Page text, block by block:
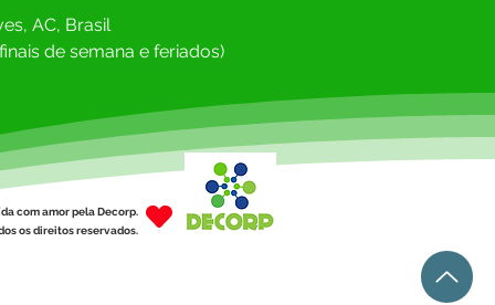
AC, Brasil
de semana e feriados)
com amor pela Decorp.
os direitos reservados.